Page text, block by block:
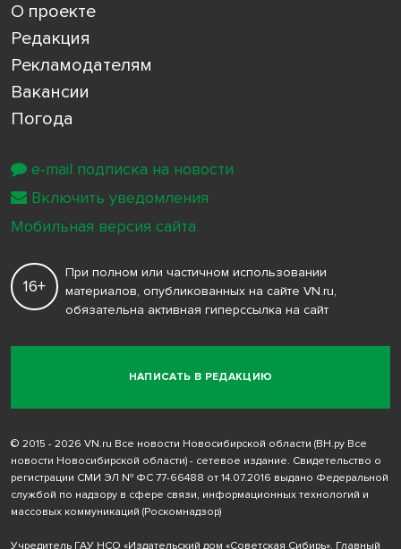
О проекте
Редакция
Рекламодателям
Вакансии
Погода
НАПИСАТЬ В РЕДАКЦИЮ
16+
При полном или частичном использовании
материалов, опубликованных на сайте VN.ru,
обязательна активная гиперссылка на сайт
© 2015 - 2026 VN.ru Все новости Новосибирской области (ВН.ру Все
новости Новосибирской области) - сетевое издание. Свидетельство о
регистрации СМИ ЭЛ № ФС 77-66488 от 14.07.2016 выдано Федеральной
службой по надзору в сфере связи, информационных технологий и
массовых коммуникаций (Роскомнадзор)
Учредитель ГАУ НСО «Издательский дом «Советская Сибирь». Главный
e-mail подписка на новости
Включить уведомления
Мобильная версия сайта